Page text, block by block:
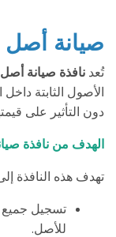
صيانة أصل
تُعد نافذة صيانة أصل
الأصول الثابتة
دون التأثير على
الهدف من نافذة
تهدف هذه النافذة
تسجيل جميع
للأصل.